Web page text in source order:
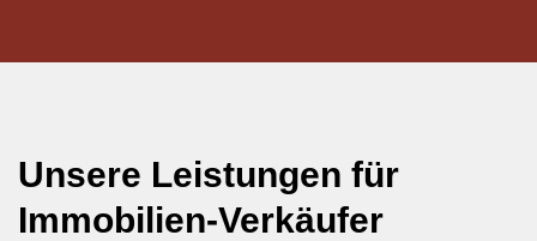
Unsere Leistungen für
Immobilien-Verkäufer